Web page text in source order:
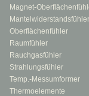
Magnet-
Mantelwiderstandsfühler
Oberflächenfühler
Raumfühler
Rauchgasfühler
Strahlungsfühler
Temp.-Messumformer
Thermoelemente